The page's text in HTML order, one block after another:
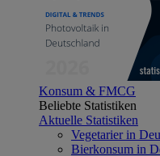
Konsum & FMCG
Beliebte Statistiken
Aktuelle Statistiken
Vegetarier in
Bierkonsum in